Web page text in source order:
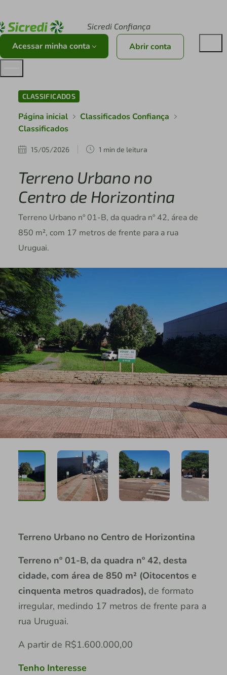
Sicredi Confiança
Acessar minha conta Abrir conta
CLASSIFICADOS
Página inicial
Classificados Confiança
Classificados
15/05/2026 1 min de leitura
Terreno Urbano no
Centro de Horizontina
Terreno Urbano nº 01-B, da quadra nº 42, área de
850 m², com 17 metros de frente para a rua
Uruguai.
Terreno Urbano no Centro de Horizontina
Terreno nº 01-B, da quadra nº 42, desta
cidade, com área de 850 m² (Oitocentos e
cinquenta metros quadrados), de formato
irregular, medindo 17 metros de frente para a
rua Uruguai.
A partir de R$1.600.000,00
Tenho Interesse